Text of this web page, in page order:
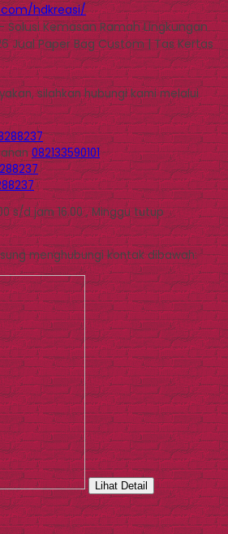
hdkreasi/
Solusi Kemasan Ramah Lingkungan
Jual Paper Bag Custom | Tas Kertas
silahkan hubungi kami melalui
082133590101
s/d jam 16.00 , Minggu tutup
menghubungi kontak dibawah:
Lihat Detail